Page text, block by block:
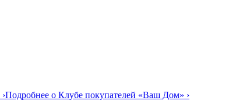
›Подробнее о Клубе покупателей «Ваш Дом» ›